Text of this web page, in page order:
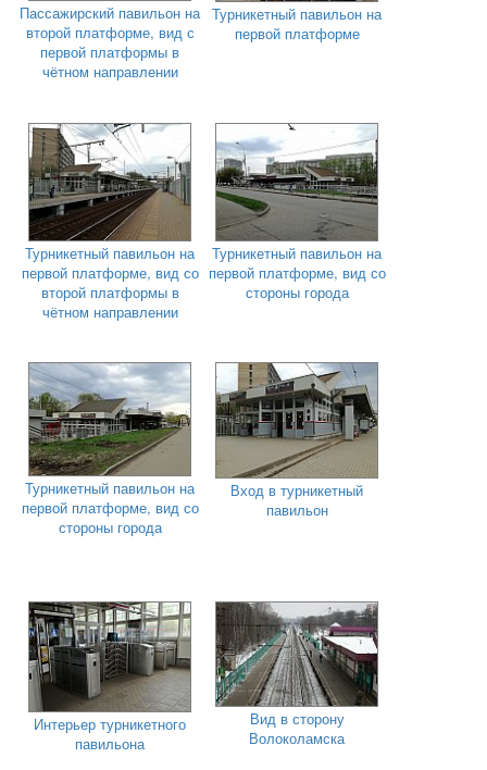
Пассажирский павильон на
второй платформе, вид с
первой платформы в
чётном направлении
Турникетный павильон на
первой платформе
Турникетный павильон на
первой платформе, вид со
второй платформы в
чётном направлении
Турникетный павильон на
первой платформе, вид со
стороны города
Турникетный павильон на
первой платформе, вид со
стороны города
Вход в турникетный
павильон
Интерьер турникетного
павильона
Вид в сторону
Волоколамска